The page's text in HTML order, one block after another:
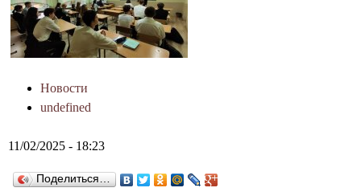
д
а
д
н
Новости
undefined
11/02/2025 - 18:23
Поделиться…